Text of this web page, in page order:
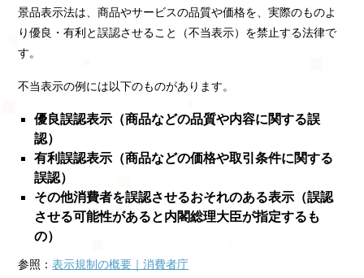
景品表示法は、商品やサービスの品質や価格を、実際のものよ
り優良・有利と誤認させること（不当表示）を禁止する法律で
す。
不当表示の例には以下のものがあります。
優良誤認表示（商品などの品質や内容に関する誤
認）
有利誤認表示（商品などの価格や取引条件に関する
誤認）
その他消費者を誤認させるおそれのある表示（誤認
させる可能性があると内閣総理大臣が指定するも
の）
参照：表示規制の概要｜消費者庁